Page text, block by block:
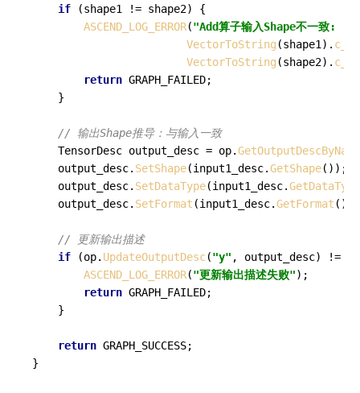
if (shape1 != shape2) {
ASCEND_LOG_ERROR("Add算子输入Shape不一致:
VectorToString (shape1).
VectorToString (shape2).
return GRAPH_FAILED;
    }
// 输出Shape推导：与输入一致
    TensorDesc output_desc = op.
GetOutputDescByName
    output_desc.
SetShape(input1_desc.GetShape());
    output_desc.
SetDataType(input1_desc.GetDataType
    output_desc.
SetFormat (input1_desc.GetFormat ());
// 更新输出描述
if (op. UpdateOutputDesc("y" , output_desc) !=
ASCEND_LOG_ERROR("更新输出描述失败");
return GRAPH_FAILED;
    }
return GRAPH_SUCCESS;
}